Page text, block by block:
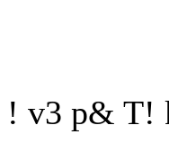
! v3 p& T!